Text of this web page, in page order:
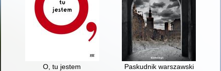
O, tu jestem Paskudnik warszawski